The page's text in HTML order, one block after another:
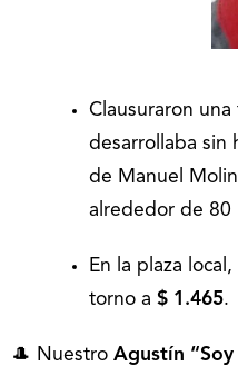
Clausuraron
desarrollaba sin
de Manuel
alrededor de 80
En la plaza
torno a $ 1.465.
🎩 Nuestro Agustín “Soy